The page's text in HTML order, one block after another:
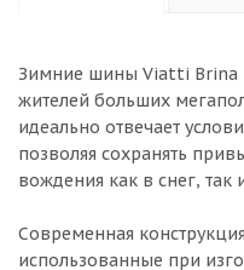
Зимние шины Viatti Brina
жителей больших
идеально отвечает
позволяя сохранять
вождения как в снег, так
Современная
использованные при